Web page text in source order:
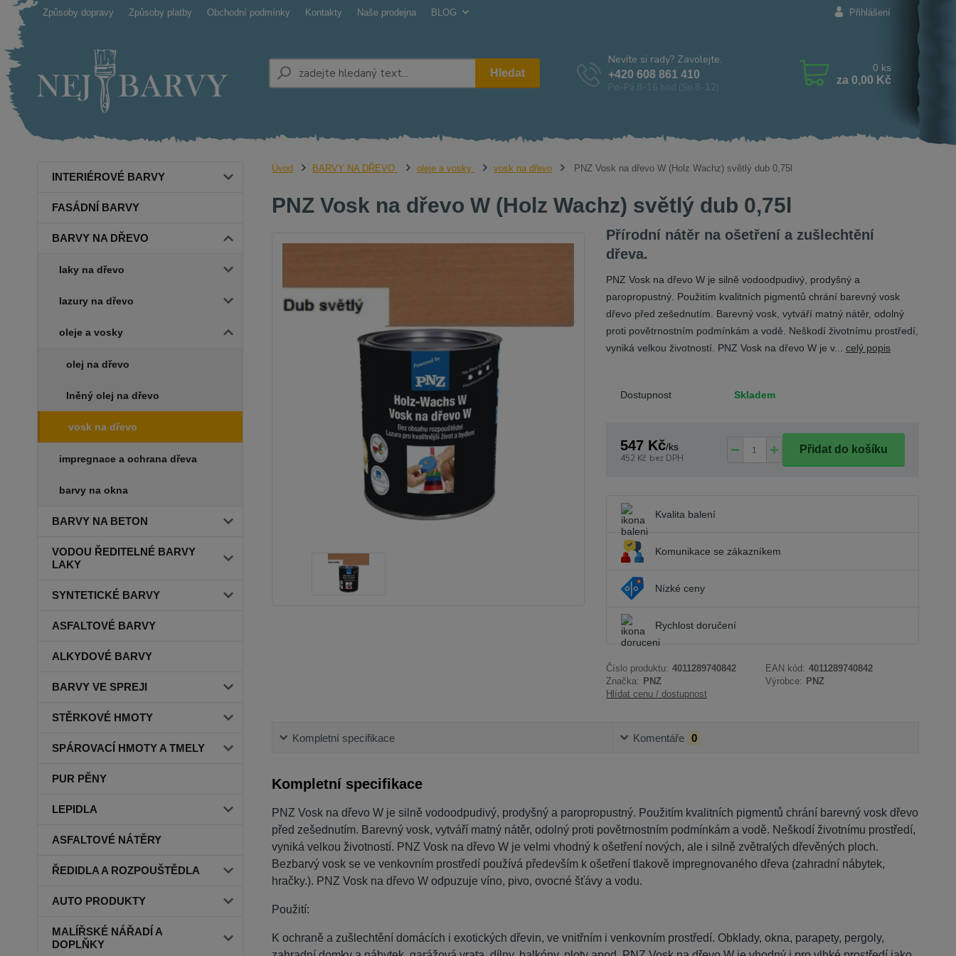
Způsoby dopravy Způsoby platby Obchodní podmínky Kontakty Naše prodejna BLOG Přihlášení
Hledat
Nevíte si rady? Zavolejte.
+420 608 861 410
Po-Pá 8-16 hod (So 8-12)
0 ks
za 0,00 Kč
INTERIÉROVÉ BARVY
FASÁDNÍ BARVY
BARVY NA DŘEVO
laky na dřevo
lazury na dřevo
oleje a vosky
olej na dřevo
lněný olej na dřevo
vosk na dřevo
impregnace a ochrana dřeva
barvy na okna
BARVY NA BETON
VODOU ŘEDITELNÉ BARVY
LAKY
SYNTETICKÉ BARVY
ASFALTOVÉ BARVY
ALKYDOVÉ BARVY
BARVY VE SPREJI
STĚRKOVÉ HMOTY
SPÁROVACÍ HMOTY A TMELY
PUR PĚNY
LEPIDLA
ASFALTOVÉ NÁTĚRY
ŘEDIDLA A ROZPOUŠTĚDLA
AUTO PRODUKTY
MALÍŘSKÉ NÁŘADÍ A
DOPLŇKY
Úvod BARVY NA DŘEVO oleje a vosky vosk na dřevo PNZ Vosk na dřevo W (Holz Wachz) světlý dub 0,75l
PNZ Vosk na dřevo W (Holz Wachz) světlý dub 0,75l
Přírodní nátěr na ošetření a zušlechtění
dřeva.
PNZ Vosk na dřevo W je silně vodoodpudivý, prodyšný a
paropropustný. Použitím kvalitních pigmentů chrání barevný vosk
dřevo před zešednutím. Barevný vosk, vytváří matný nátěr, odolný
proti povětrnostním podmínkám a vodě. Neškodí životnímu prostředí,
vyniká velkou životností. PNZ Vosk na dřevo W je v... celý popis
Dostupnost Skladem
547 Kč/ks
452 Kč bez DPH
Přidat do košíku
Kvalita balení
Komunikace se zákazníkem
Nízké ceny
Rychlost doručení
Číslo produktu: 4011289740842 EAN kód: 4011289740842
Značka: PNZ Výrobce: PNZ
Hlídat cenu / dostupnost
Kompletní specifikace Komentáře 0
Kompletní specifikace
PNZ Vosk na dřevo W je silně vodoodpudivý, prodyšný a paropropustný. Použitím kvalitních pigmentů chrání barevný vosk dřevo
před zešednutím. Barevný vosk, vytváří matný nátěr, odolný proti povětrnostním podmínkám a vodě. Neškodí životnímu prostředí,
vyniká velkou životností. PNZ Vosk na dřevo W je velmi vhodný k ošetření nových, ale i silně zvětralých dřevěných ploch.
Bezbarvý vosk se ve venkovním prostředí používá především k ošetření tlakově impregnovaného dřeva (zahradní nábytek,
hračky.). PNZ Vosk na dřevo W odpuzuje víno, pivo, ovocné šťávy a vodu.
Použití:
K ochraně a zušlechtění domácích i exotických dřevin, ve vnitřním i venkovním prostředí. Obklady, okna, parapety, pergoly,